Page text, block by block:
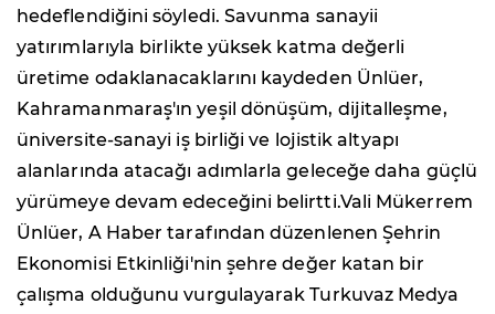
hedeflendiğini söyledi. Savunma sanayii
yatırımlarıyla birlikte yüksek katma değerli
üretime odaklanacaklarını kaydeden Ünlüer,
Kahramanmaraş'ın yeşil dönüşüm, dijitalleşme,
üniversite-sanayi iş birliği ve lojistik altyapı
alanlarında atacağı adımlarla geleceğe daha güçlü
yürümeye devam edeceğini belirtti.Vali Mükerrem
Ünlüer, A Haber tarafından düzenlenen Şehrin
Ekonomisi Etkinliği'nin şehre değer katan bir
çalışma olduğunu vurgulayarak Turkuvaz Medya